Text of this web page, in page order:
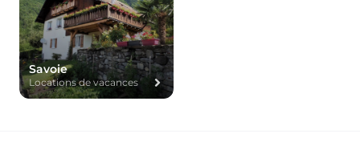
Savoie
Locations de vacances